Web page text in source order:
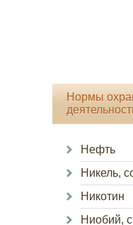
Нормы
Нефть
Никель,
Никотин
Ниобий,